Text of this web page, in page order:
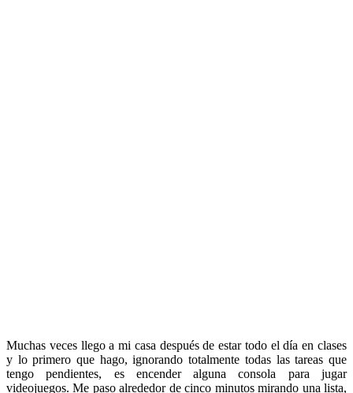
Muchas veces llego a mi casa después de estar todo el día en clases
y lo primero que hago, ignorando totalmente todas las tareas que
tengo pendientes, es encender alguna consola para jugar
videojuegos. Me paso alrededor de cinco minutos mirando una lista,